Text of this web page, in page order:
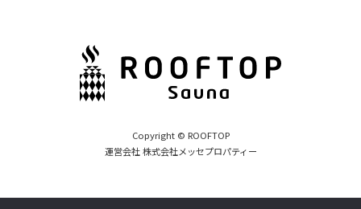
Copyright © ROOFTOP
運営会社 株式会社メッセプロパティー